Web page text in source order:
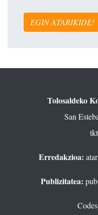
EGIN ATARIKIDE!
Tolosaldeko
San
Erredakzioa:
Publizitatea: